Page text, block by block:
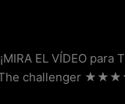
EL VÍDEO
The challenger